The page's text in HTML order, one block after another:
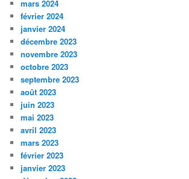
mars 2024
février 2024
janvier 2024
décembre 2023
novembre 2023
octobre 2023
septembre 2023
août 2023
juin 2023
mai 2023
avril 2023
mars 2023
février 2023
janvier 2023